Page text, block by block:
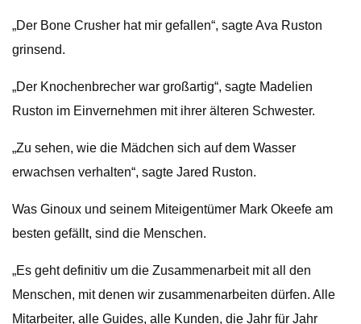
„Der Bone Crusher hat mir gefallen“, sagte Ava Ruston
grinsend.
„Der Knochenbrecher war großartig“, sagte Madelien
Ruston im Einvernehmen mit ihrer älteren Schwester.
„Zu sehen, wie die Mädchen sich auf dem Wasser
erwachsen verhalten“, sagte Jared Ruston.
Was Ginoux und seinem Miteigentümer Mark Okeefe am
besten gefällt, sind die Menschen.
„Es geht definitiv um die Zusammenarbeit mit all den
Menschen, mit denen wir zusammenarbeiten dürfen. Alle
Mitarbeiter, alle Guides, alle Kunden, die Jahr für Jahr